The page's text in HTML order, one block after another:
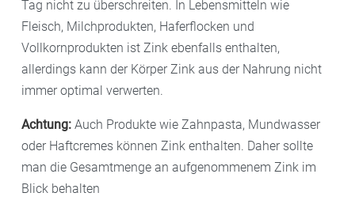
Tag nicht zu überschreiten. In Lebensmitteln wie
Fleisch, Milchprodukten, Haferflocken und
Vollkornprodukten ist Zink ebenfalls enthalten,
allerdings kann der Körper Zink aus der Nahrung nicht
immer optimal verwerten.
Achtung: Auch Produkte wie Zahnpasta, Mundwasser
oder Haftcremes können Zink enthalten. Daher sollte
man die Gesamtmenge an aufgenommenem Zink im
Blick behalten